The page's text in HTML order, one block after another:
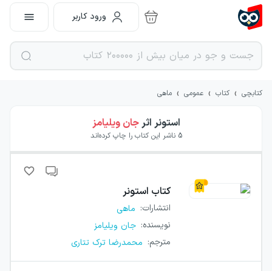
ورود کاربر
کتابچی › کتاب › عمومی › ماهی
استونر اثرجان ویلیامز
5 ناشر این کتاب را چاپ کرده‌اند
کتاب استونر
انتشارات: ماهی
نویسنده: جان ویلیامز
مترجم: محمدرضا ترک تتاری